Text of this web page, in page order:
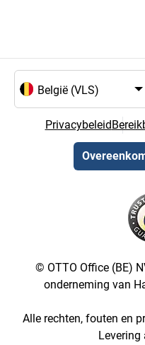
Privacybeleid
© OTTO Office (BE)
onderneming van
Alle rechten, fouten en
Levering